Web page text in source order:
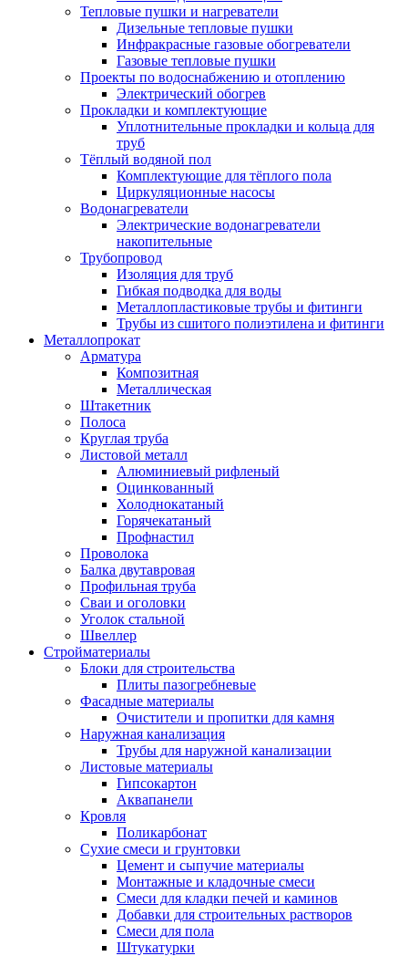
Тепловые пушки и нагреватели
Дизельные тепловые пушки
Инфракрасные газовые обогреватели
Газовые тепловые пушки
Проекты по водоснабжению и отоплению
Электрический обогрев
Прокладки и комплектующие
Уплотнительные прокладки и кольца для
труб
Тёплый водяной пол
Комплектующие для тёплого пола
Циркуляционные насосы
Водонагреватели
Электрические водонагреватели
накопительные
Трубопровод
Изоляция для труб
Гибкая подводка для воды
Металлопластиковые трубы и фитинги
Трубы из сшитого полиэтилена и фитинги
Металлопрокат
Арматура
Композитная
Металлическая
Штакетник
Полоса
Круглая труба
Листовой металл
Алюминиевый рифленый
Оцинкованный
Холоднокатаный
Горячекатаный
Профнастил
Проволока
Балка двутавровая
Профильная труба
Сваи и оголовки
Уголок стальной
Швеллер
Стройматериалы
Блоки для строительства
Плиты пазогребневые
Фасадные материалы
Очистители и пропитки для камня
Наружная канализация
Трубы для наружной канализации
Листовые материалы
Гипсокартон
Аквапанели
Кровля
Поликарбонат
Сухие смеси и грунтовки
Цемент и сыпучие материалы
Монтажные и кладочные смеси
Смеси для кладки печей и каминов
Добавки для строительных растворов
Смеси для пола
Штукатурки